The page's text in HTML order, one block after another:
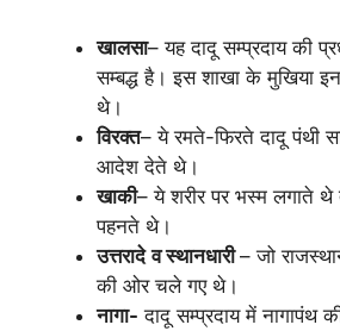
खालसा– यह दादू सम्प्रदाय की
सम्बद्ध है। इस शाखा के मुखिया
थे।
विरक्त– ये रमते-फिरते दादू पंथी
आदेश देते थे।
खाकी– ये शरीर पर भस्म लगाते थे
पहनते थे।
उत्तरादे व स्थानधारी– जो
की ओर चले गए थे।
नागा- दादू सम्प्रदाय में नागापंथ